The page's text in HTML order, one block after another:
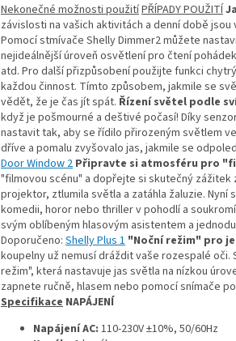
Nekonečné možnosti použitíPŘÍPADY POUŽITÍ
závislosti na vašich aktivitách a denní době
Pomocí stmívače Shelly Dimmer2 můžete
nejideálnější úroveň osvětlení pro čtení
atd. Pro další přizpůsobení použijte funkci
každou činnost. Tímto způsobem, jakmile se
vědět, že je čas jít spát. Řízení světel podle
když je pošmourné a deštivé počasí! Díky
nastavit tak, aby se řídilo přirozeným světlem
dříve a pomalu zvyšovalo jas, jakmile se
Door Window 2 Připravte si atmosféru pro
"filmovou scénu" a dopřejte si skutečný zážitek
projektor, ztlumila světla a zatáhla žaluzie. Nyní
komedii, horor nebo thriller v pohodlí a
svým oblíbeným hlasovým asistentem a
Doporučeno: Shelly Plus 1 "Noční režim" pro
koupelny už nemusí dráždit vaše rozespalé oči.
režim", která nastavuje jas světla na nízkou
zapnete ručně, hlasem nebo pomocí snímače
Specifikace NAPÁJENÍ
Napájení AC: 110-230V ±10%, 50/60Hz